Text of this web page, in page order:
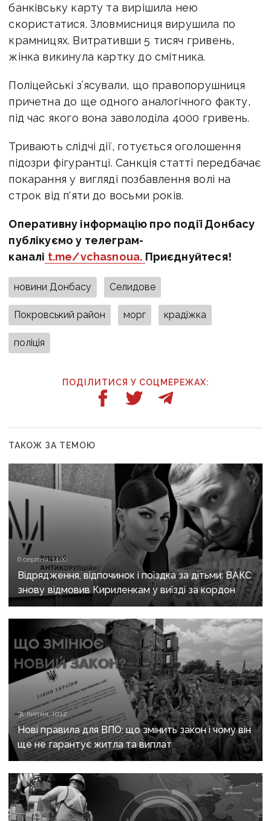
банківську карту та вирішила нею
скористатися. Зловмисниця вирушила по
крамницях. Витративши 5 тисяч гривень,
жінка викинула картку до смітника.
Поліцейські з’ясували, що правопорушниця
причетна до ще одного аналогічного факту,
під час якого вона заволоділа 4000 гривень.
Тривають слідчі дії, готується оголошення
підозри фігурантці. Санкція статті передбачає
покарання у вигляді позбавлення волі на
строк від п'яти до восьми років.
Оперативну інформацію про події Донбасу
публікуємо у телеграм-
каналі t.me/vchasnoua. Приєднуйтеся!
новини Донбасу Селидове
Покровський район морг крадіжка
поліція
ПОДІЛИТИСЯ У СОЦМЕРЕЖАХ:
ТАКОЖ ЗА ТЕМОЮ
6 серпня, 14:00
Відрядження, відпочинок і поїздка за дітьми: ВАКС
знову відмовив Кириленкам у виїзді за кордон
31 липня, 10:12
Нові правила для ВПО: що змінить закон і чому він
ще не гарантує житла та виплат